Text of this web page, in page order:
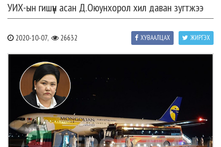
УИХ-ын гишүүн асан Д.Оюунхорол хил даван зугтжээ
2020-10-07, 26632 ЖИРГЭХ
ХУВААЛЦАХ